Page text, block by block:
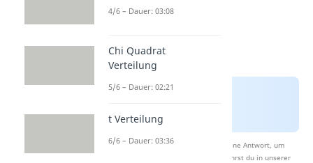
Nach Beantwortung speichern wir deine Antwort, um
Studyflix zu verbessern. Mehr dazu erfährst du in unserer
4/6 – Dauer: 03:08
Chi Quadrat
Verteilung
5/6 – Dauer: 02:21
t Verteilung
6/6 – Dauer: 03:36